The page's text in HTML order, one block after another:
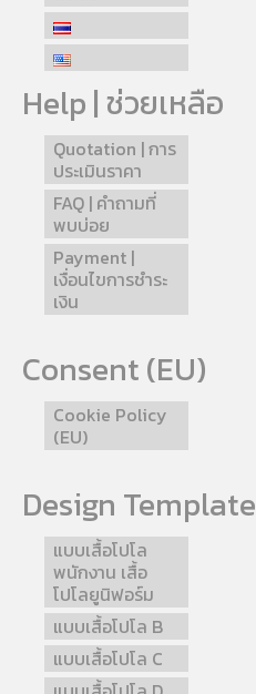
Help | ช่วยเหลือ
Quotation | การ
ประเมินราคา
FAQ | คำถามที่
พบบ่อย
Payment |
เงื่อนไขการชำระ
เงิน
Consent (EU)
Cookie Policy
(EU)
Design Template
แบบเสื้อโปโล
พนักงาน เสื้อ
โปโลยูนิฟอร์ม
แบบเสื้อโปโล B
แบบเสื้อโปโล C